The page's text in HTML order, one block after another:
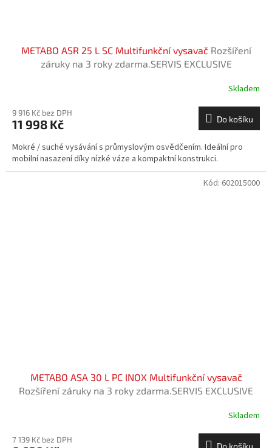
METABO ASR 25 L SC Multifunkční vysavač Rozšíření
záruky na 3 roky zdarma.SERVIS EXCLUSIVE
Skladem
9 916 Kč bez DPH
11 998 Kč Do košíku
Mokré / suché vysávání s průmyslovým osvědčením. Ideální pro
mobilní nasazení díky nízké váze a kompaktní konstrukci.
METABO ASA 30 L PC INOX Multifunkční vysavač
Rozšíření záruky na 3 roky zdarma.SERVIS EXCLUSIVE
Skladem
7 139 Kč bez DPH
Kód: 602015000